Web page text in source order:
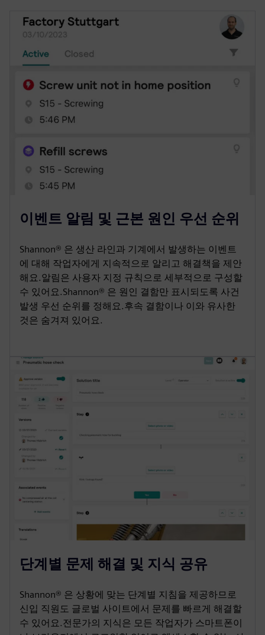
이벤트 알림 및 근본 원인 우선 순위
Shannon® 은 생산 라인과 기계에서 발생하는 이벤트
에 대해 작업자에게 지속적으로 알리고 해결책을 제안
해요.알림은 사용자 지정 규칙으로 세부적으로 구성할
수 있어요.Shannon® 은 원인 결함만 표시되도록 사건
발생 우선 순위를 정해요.후속 결함이나 이와 유사한
것은 숨겨져 있어요.
단계별 문제 해결 및 지식 공유
Shannon® 은 상황에 맞는 단계별 지침을 제공하므로
신입 직원도 글로벌 사이트에서 문제를 빠르게 해결할
수 있어요.전문가의 지식은 모든 작업자가 스마트폰이